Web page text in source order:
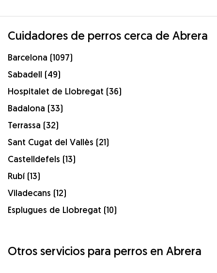
Cuidadores de perros cerca de Abrera
Barcelona (1097)
Sabadell (49)
Hospitalet de Llobregat (36)
Badalona (33)
Terrassa (32)
Sant Cugat del Vallès (21)
Castelldefels (13)
Rubí (13)
Viladecans (12)
Esplugues de Llobregat (10)
Otros servicios para perros en Abrera